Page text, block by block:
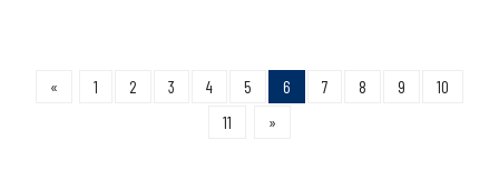
« 1 2 3 4 5 6 7 8 9
10
11
»